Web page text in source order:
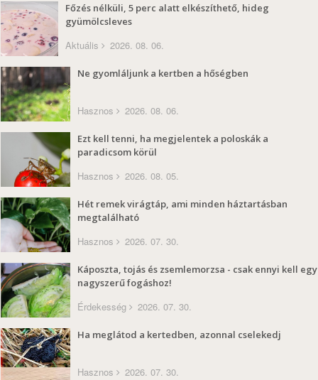
Főzés nélküli, 5 perc alatt elkészíthető, hideg
gyümölcsleves
Aktuális 2026. 08. 06.
Ne gyomláljunk a kertben a hőségben
Hasznos 2026. 08. 06.
Ezt kell tenni, ha megjelentek a poloskák a
paradicsom körül
Hasznos 2026. 08. 05.
Hét remek virágtáp, ami minden háztartásban
megtalálható
Hasznos 2026. 07. 30.
Káposzta, tojás és zsemlemorzsa - csak ennyi kell egy
nagyszerű fogáshoz!
Érdekesség 2026. 07. 30.
Ha meglátod a kertedben, azonnal cselekedj
Hasznos 2026. 07. 30.